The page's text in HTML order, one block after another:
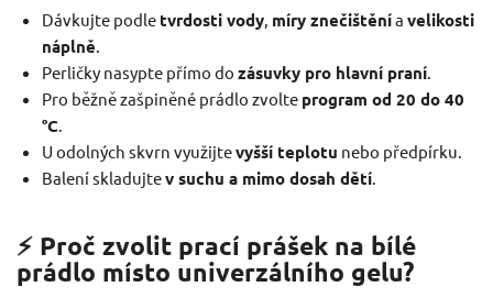
Dávkujte podle tvrdosti vody, míry znečištěnía velikosti
náplně.
Perličky nasypte přímo do zásuvky pro hlavní praní.
Pro běžně zašpiněné prádlo zvolte program od 20 do 40
°C.
U odolných skvrn využijtevyšší teplotu nebo předpírku.
Balení skladujtev suchu a mimo dosah dětí.
⚡ Proč zvolit prací prášek na bílé
prádlo místo univerzálního gelu?